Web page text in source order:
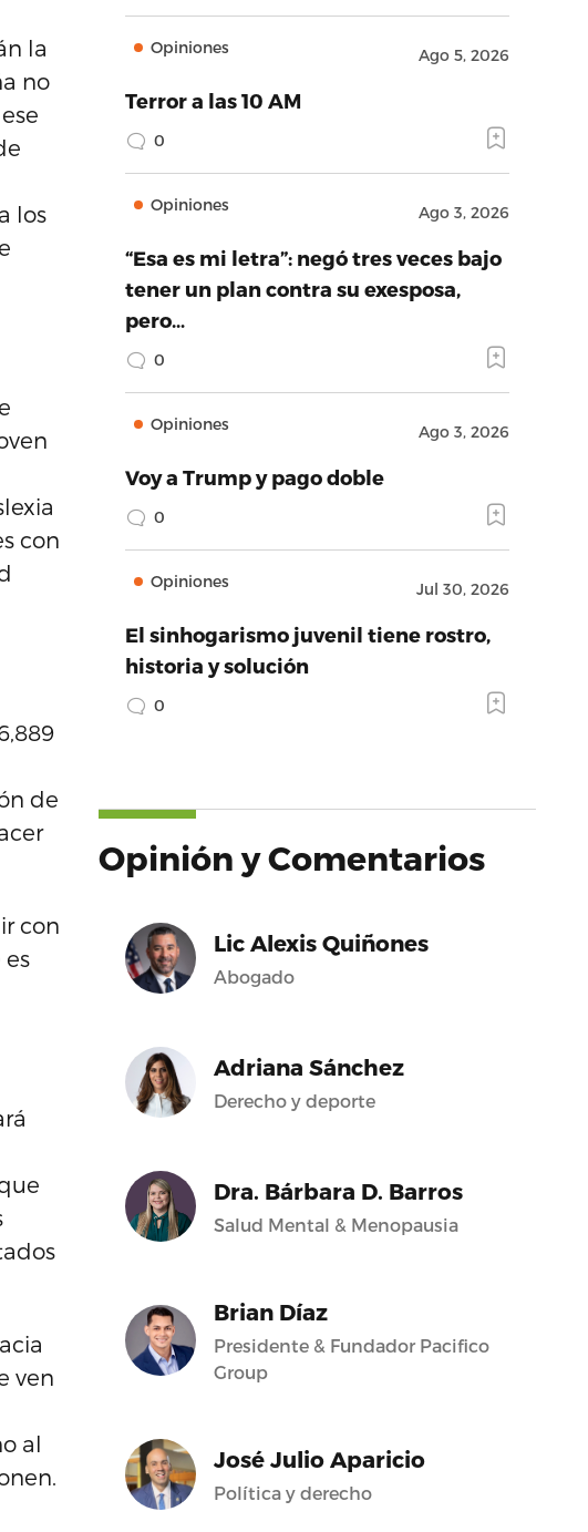
la
no
los
con
de
con
ven
al
Opiniones Ago 5, 2026
Terror a las 10 AM
0
Opiniones Ago 3, 2026
“Esa es mi letra”: negó tres veces bajo
tener un plan contra su exesposa,
pero…
0
Opiniones Ago 3, 2026
Voy a Trump y pago doble
0
Opiniones Jul 30, 2026
El sinhogarismo juvenil tiene rostro,
historia y solución
0
Opinión y Comentarios
Lic Alexis Quiñones
Abogado
Adriana Sánchez
Derecho y deporte
Dra. Bárbara D. Barros
Salud Mental & Menopausia
Brian Díaz
Presidente & Fundador Pacifico
Group
José Julio Aparicio
Política y derecho